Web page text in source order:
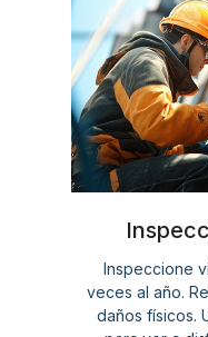
Inspeccione
veces al año.
daños físicos.